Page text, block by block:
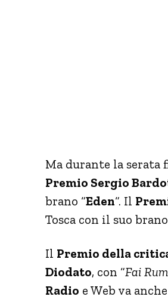
Ma durante la
Premio Sergio
brano “Eden“. Il
Tosca con il suo
Il Premio della
Diodato, con “Fai
Radio e Web va